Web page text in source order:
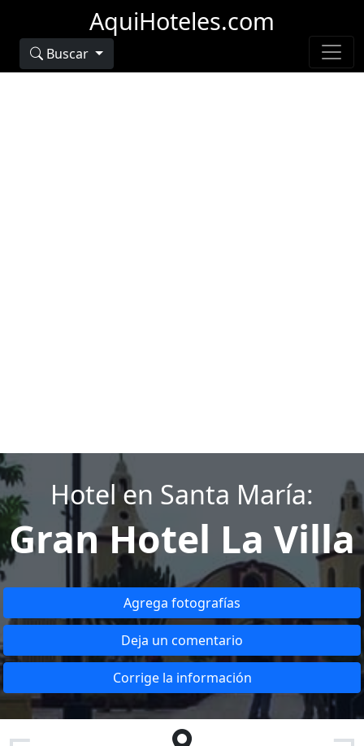
AquiHoteles.com
Buscar
Hotel en Santa María:
Gran Hotel La Villa
Agrega fotografías
Deja un comentario
Corrige la información